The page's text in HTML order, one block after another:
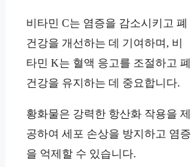
비타민 C는 염증을 감소시키고 폐
건강을 개선하는 데 기여하며, 비
타민 K는 혈액 응고를 조절하고 폐
건강을 유지하는 데 중요합니다.
황화물은 강력한 항산화 작용을 제
공하여 세포 손상을 방지하고 염증
을 억제할 수 있습니다.